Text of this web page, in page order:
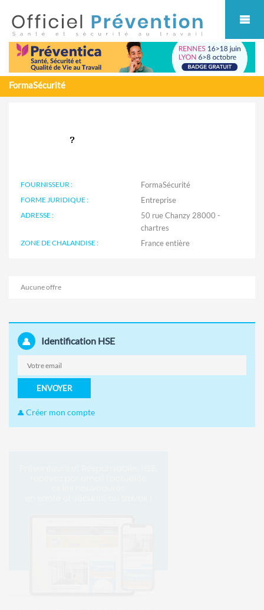
FormaSécurité
FOURNISSEUR : FormaSécurité
FORME JURIDIQUE : Entreprise
ADRESSE :
50 rue Chanzy 28000 -
chartres
ZONE DE CHALANDISE :
Aucune offre
Identification HSE
ENVOYER
Créer mon compte